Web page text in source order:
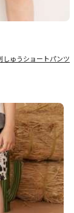
しゅうショートパンツ